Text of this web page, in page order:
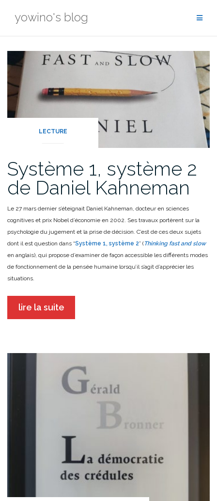
yowino's blog
LECTURE
Système 1, système 2
de Daniel Kahneman
Le 27 mars dernier s’éteignait Daniel Kahneman, docteur en sciences
cognitives et prix Nobel d’économie en 2002. Ses travaux portèrent sur la
psychologie du jugement et la prise de décision. C’est de ces deux sujets
dont il est question dans “Système 1, système 2” (Thinking fast and slow
en anglais), qui propose d’examiner de façon accessible les différents modes
de fonctionnement de la pensée humaine lorsqu’il s’agit d’apprécier les
situations.
lire la suite